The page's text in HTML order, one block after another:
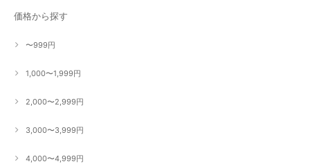
価格から探す
〜999円
1,000〜1,999円
2,000〜2,999円
3,000〜3,999円
4,000〜4,999円